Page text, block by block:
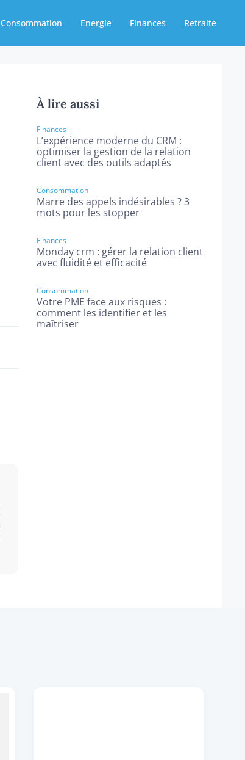
Consommation Energie Finances Retraite
À lire aussi
Finances
L’expérience moderne du CRM :
optimiser la gestion de la relation
client avec des outils adaptés
Consommation
Marre des appels indésirables ? 3
mots pour les stopper
Finances
Monday crm : gérer la relation client
avec fluidité et efficacité
Consommation
Votre PME face aux risques :
comment les identifier et les
maîtriser